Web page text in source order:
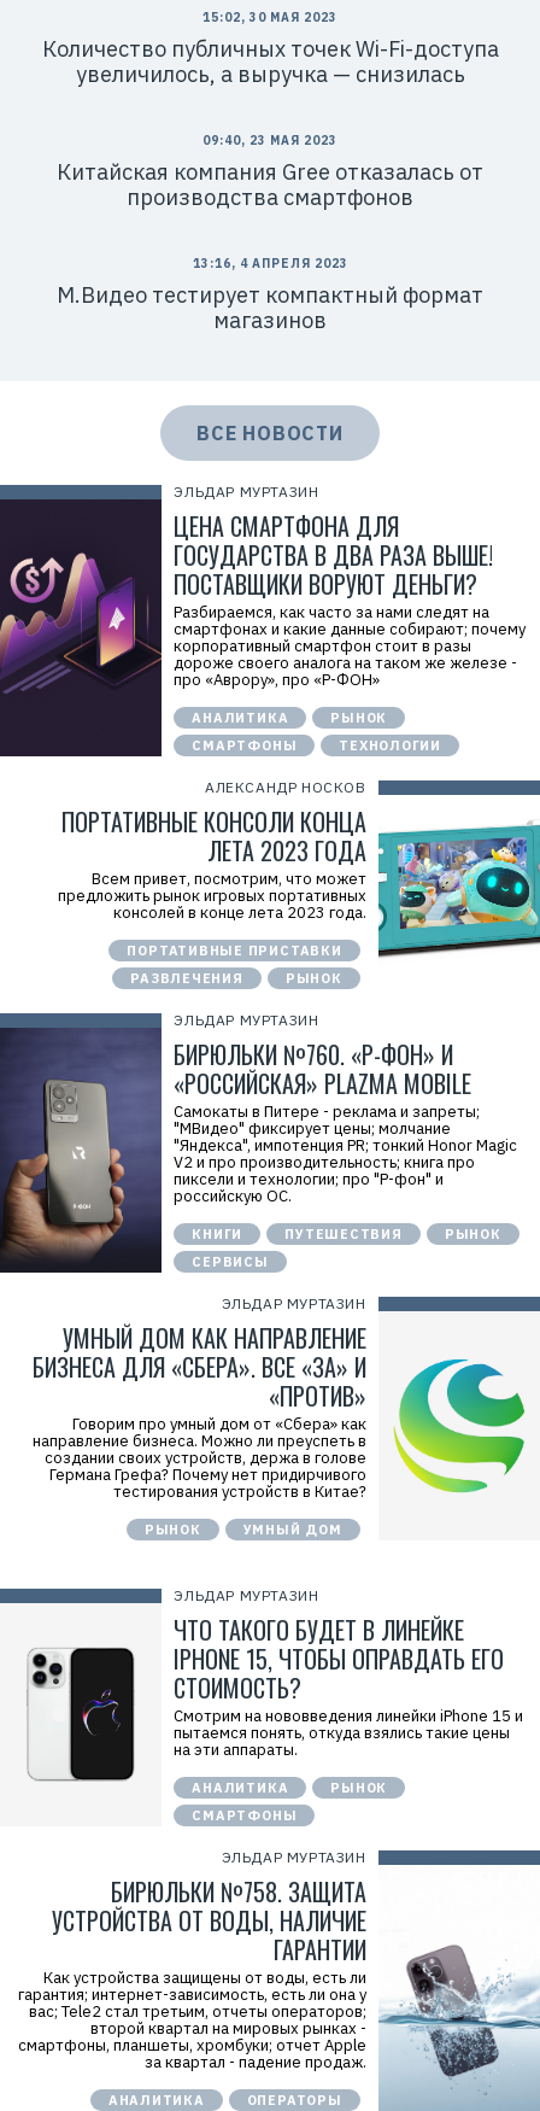
ЭЛЬДАР МУРТАЗИН
ЦЕНА СМАРТФОНА ДЛЯ
ГОСУДАРСТВА В ДВА РАЗА ВЫШЕ!
ПОСТАВЩИКИ ВОРУЮТ ДЕНЬГИ?
Разбираемся, как часто за нами следят на
смартфонах и какие данные собирают; почему
корпоративный смартфон стоит в разы
дороже своего аналога на таком же железе -
про «Аврору», про «Р-ФОН»
АНАЛИТИКА
РЫНОК
СМАРТФОНЫ
ТЕХНОЛОГИИ
АЛЕКСАНДР НОСКОВ
ПОРТАТИВНЫЕ КОНСОЛИ КОНЦА
ЛЕТА 2023 ГОДА
Всем привет, посмотрим, что может
предложить рынок игровых портативных
консолей в конце лета 2023 года.
ПОРТАТИВНЫЕ ПРИСТАВКИ
РАЗВЛЕЧЕНИЯ
РЫНОК
ЭЛЬДАР МУРТАЗИН
БИРЮЛЬКИ №760. «Р-ФОН» И
«РОССИЙСКАЯ» PLAZMA MOBILE
Самокаты в Питере - реклама и запреты;
"МВидео" фиксирует цены; молчание
"Яндекса", импотенция PR; тонкий Honor Magic
V2 и про производительность; книга про
пиксели и технологии; про "Р-фон" и
российскую ОС.
КНИГИ ПУТЕШЕСТВИЯ
РЫНОК
СЕРВИСЫ
ЭЛЬДАР МУРТАЗИН
УМНЫЙ ДОМ КАК НАПРАВЛЕНИЕ
БИЗНЕСА ДЛЯ «СБЕРА». ВСЕ «ЗА» И
«ПРОТИВ»
Говорим про умный дом от «Сбера» как
направление бизнеса. Можно ли преуспеть в
создании своих устройств, держа в голове
Германа Грефа? Почему нет придирчивого
тестирования устройств в Китае?
РЫНОК УМНЫЙ ДОМ
ЭЛЬДАР МУРТАЗИН
ЧТО ТАКОГО БУДЕТ В ЛИНЕЙКЕ
IPHONE 15, ЧТОБЫ ОПРАВДАТЬ ЕГО
СТОИМОСТЬ?
Смотрим на нововведения линейки iPhone 15 и
пытаемся понять, откуда взялись такие цены
на эти аппараты.
АНАЛИТИКА
РЫНОК
СМАРТФОНЫ
ЭЛЬДАР МУРТАЗИН
БИРЮЛЬКИ №758. ЗАЩИТА
УСТРОЙСТВА ОТ ВОДЫ, НАЛИЧИЕ
ГАРАНТИИ
Как устройства защищены от воды, есть ли
гарантия; интернет-зависимость, есть ли она у
вас; Tele2 стал третьим, отчеты операторов;
второй квартал на мировых рынках -
смартфоны, планшеты, хромбуки; отчет Apple
за квартал - падение продаж.
АНАЛИТИКА ОПЕРАТОРЫ
15:02, 30 МАЯ 2023
Количество публичных точек Wi-Fi-доступа
увеличилось, а выручка — снизилась
09:40, 23 МАЯ 2023
Китайская компания Gree отказалась от
производства смартфонов
13:16, 4 АПРЕЛЯ 2023
М.Видео тестирует компактный формат
магазинов
ВСЕ НОВОСТИ
4
1
8